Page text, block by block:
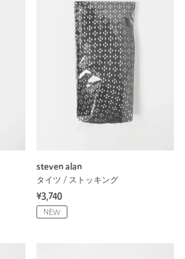
steven alan
タイツ / ストッキング
¥3,740
NEW